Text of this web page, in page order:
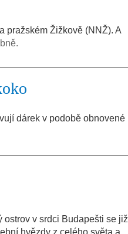
pražském Žižkově (NNŽ). A
dárek v podobě obnovené
ostrov v srdci Budapešti se již
hvězdy z celého světa a